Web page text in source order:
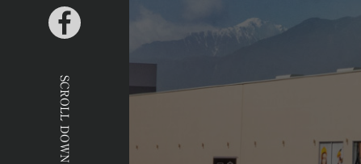
SCROLL DOWN